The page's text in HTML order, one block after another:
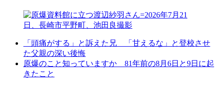
「頭痛がする」と訴えた兄 「甘えるな」と登校させ
た父親の深い後悔
原爆のこと知っていますか 81年前の8月6日と9日に起
きたこと